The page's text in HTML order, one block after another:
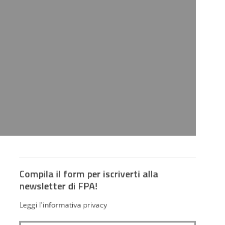
Compila il form per iscriverti alla
newsletter di FPA!
Leggi l'informativa privacy